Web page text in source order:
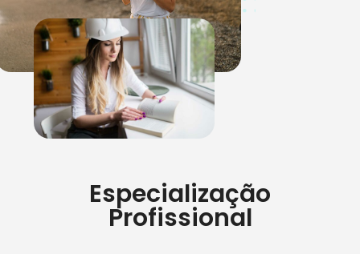
Especialização
Profissional